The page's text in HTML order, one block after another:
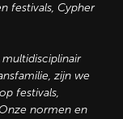
festivals, Cypher
zijn we
festivals,
normen en